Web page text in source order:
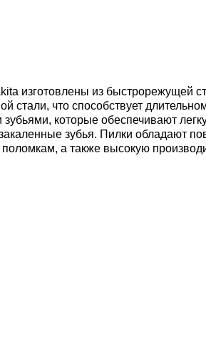
изготовлены из быстрорежущей
стали, что способствует
которые обеспечивают
зубья. Пилки обладают
а также высокую